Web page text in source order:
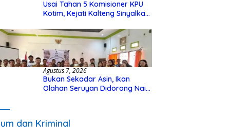
Usai Tahan 5 Komisioner KPU
Kotim, Kejati Kalteng Sinyalkan
Hibah Rp40 Miliar
Agustus 7, 2026
Bukan Sekadar Asin, Ikan
Olahan Seruyan Didorong Naik
dan Kriminal